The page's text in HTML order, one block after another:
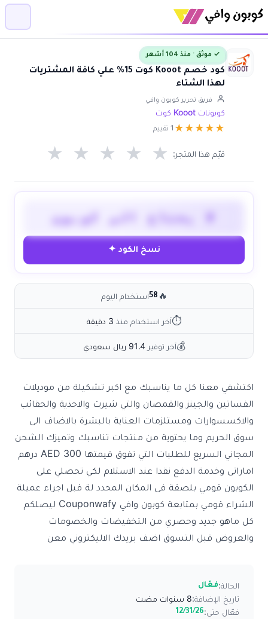
✓ موثق · منذ 104 أشهر
كود خصم Kooot كوت 15% علي كافة المشتريات
لهذا الشتاء
فريق تحرير كوبون وافي
كوبونات Kooot كوت
★
★
★
★
★ 1 تقييم
قيّم هذا المتجر: ★ ★ ★ ★ ★
لا يحتاج الى كوبون
نسخ الكود ✦
🔥
58استخدام اليوم
⏱آخر استخدام منذ 3 دقيقة
💰آخر توفير91.4 ريال سعودي
اكتشفي معنا كل ما يناسبك مع اكبر تشكيلة من موديلات
الفساتين والجينز والقمصان والتي شيرت والاحذية والحقائب
والاكسسوارات ومستلزمات العناية بالبشرة بالاضاف الى
سوق الحريم وما يحتوية من منتجات تناسبك وتميزك الشحن
المجاني السريع للطلبات التي تفوق قيمتها 300 AED درهم
اماراتى وخدمة الدفع نقدا عند الاستلام لكي تحصلي على
الكوبون قومي بلصقة فى المكان المحدد لة قبل اجراء عميلة
الشراء قومي بمتابعة كوبون وافي Couponwafy ليصلكم
كل ماهو جديد وحصري من التخفيضات والخصومات
والعروض قبل التسوق اضف بريدك الاليكتروني معن
الحالة:فعّال
تاريخ الإضافة:8 سنوات مضت
فعّال حتى:12/31/26